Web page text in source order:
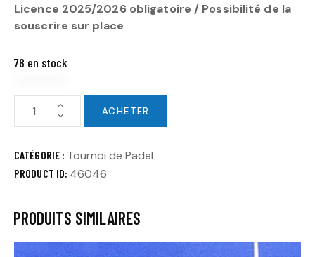
Licence 2025/2026 obligatoire / Possibilité de la
souscrire sur place
78 en stock
ACHETER
CATÉGORIE : Tournoi de Padel
PRODUCT ID: 46046
PRODUITS SIMILAIRES